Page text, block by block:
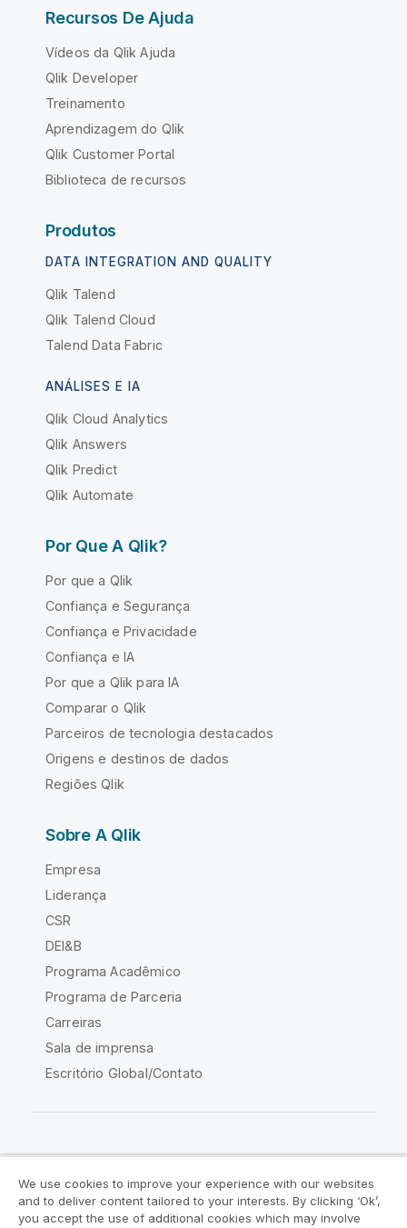
Recursos De Ajuda
Vídeos da Qlik Ajuda
Qlik Developer
Treinamento
Aprendizagem do Qlik
Qlik Customer Portal
Biblioteca de recursos
Produtos
DATA INTEGRATION AND QUALITY
Qlik Talend
Qlik Talend Cloud
Talend Data Fabric
ANÁLISES E IA
Qlik Cloud Analytics
Qlik Answers
Qlik Predict
Qlik Automate
Por Que A Qlik?
Por que a Qlik
Confiança e Segurança
Confiança e Privacidade
Confiança e IA
Por que a Qlik para IA
Comparar o Qlik
Parceiros de tecnologia destacados
Origens e destinos de dados
Regiões Qlik
Sobre A Qlik
Empresa
Liderança
CSR
DEI&B
Programa Acadêmico
Programa de Parceria
Carreiras
Sala de imprensa
Escritório Global/Contato
Acordos legais Termos do produto
We use cookies to improve your experience with our websites
and to deliver content tailored to your interests. By clicking ‘Ok’,
you accept the use of additional cookies which may involve